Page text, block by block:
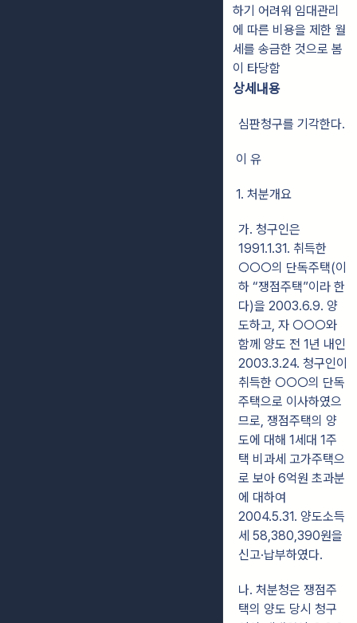
하기 어려워 임대관리
에 따른 비용을 제한 월
세를 송금한 것으로 봄
이 타당함
상세내용
심판청구를 기각한다.
이 유
1. 처분개요
가. 청구인은
1991.1.31. 취득한
○○○의 단독주택(이
하 “쟁점주택”이라 한
다)을 2003.6.9. 양
도하고, 자 ○○○와
함께 양도 전 1년 내인
2003.3.24. 청구인이
취득한 ○○○의 단독
주택으로 이사하였으
므로, 쟁점주택의 양
도에 대해 1세대 1주
택 비과세 고가주택으
로 보아 6억원 초과분
에 대하여
2004.5.31. 양도소득
세 58,380,390원을
신고·납부하였다.
나. 처분청은 쟁점주
택의 양도 당시 청구